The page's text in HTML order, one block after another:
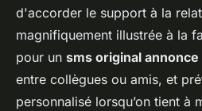
d'accorder le support à la
magnifiquement illustrée à la
pour un sms original annonce
entre collègues ou amis, et
personnalisé lorsqu’on tient à